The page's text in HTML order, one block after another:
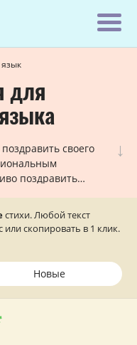
язык
для
↓
своего
поздравить
стихи. Любой текст
скопировать в 1 клик.
Новые